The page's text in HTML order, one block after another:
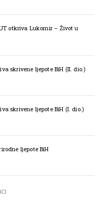
otkriva Lukomir – Život u
skrivene ljepote BiH (II. dio.)
skrivene ljepote BiH (I. dio.)
ljepote BiH